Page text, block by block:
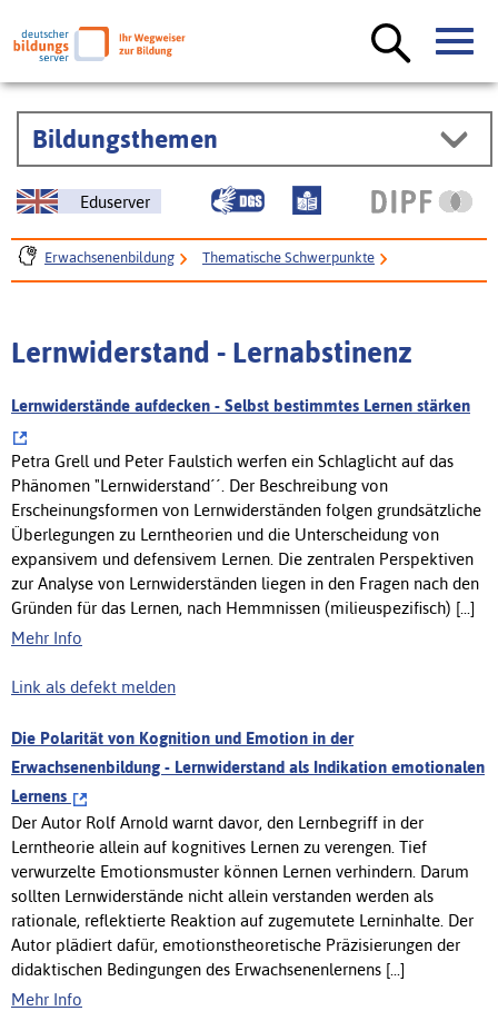
Bildungsthemen
Eduserver
Erwachsenenbildung Thematische Schwerpunkte
Lernwiderstand - Lernabstinenz
Lernwiderstände aufdecken - Selbst bestimmtes Lernen stärken
Petra Grell und Peter Faulstich werfen ein Schlaglicht auf das
Phänomen "Lernwiderstand´´. Der Beschreibung von
Erscheinungsformen von Lernwiderständen folgen grundsätzliche
Überlegungen zu Lerntheorien und die Unterscheidung von
expansivem und defensivem Lernen. Die zentralen Perspektiven
zur Analyse von Lernwiderständen liegen in den Fragen nach den
Gründen für das Lernen, nach Hemmnissen (milieuspezifisch) [...]
Mehr Info
Link als defekt melden
Die Polarität von Kognition und Emotion in der
Erwachsenenbildung - Lernwiderstand als Indikation emotionalen
Lernens
Der Autor Rolf Arnold warnt davor, den Lernbegriff in der
Lerntheorie allein auf kognitives Lernen zu verengen. Tief
verwurzelte Emotionsmuster können Lernen verhindern. Darum
sollten Lernwiderstände nicht allein verstanden werden als
rationale, reflektierte Reaktion auf zugemutete Lerninhalte. Der
Autor plädiert dafür, emotionstheoretische Präzisierungen der
didaktischen Bedingungen des Erwachsenenlernens [...]
Mehr Info